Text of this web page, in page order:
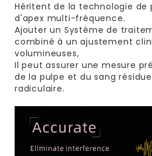
Héritent de la technologie de
d'apex multi-fréquence.
Ajouter un Système de
combiné à un ajustement
volumineuses,
Il peut assurer une mesure
de la pulpe et du sang
radiculaire.